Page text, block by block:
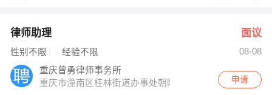
律师助理 面议
性别不限 经验不限
08-08
重庆曾勇律师事务所
重庆市潼南区桂林街道办事处朝阳路1号
申请